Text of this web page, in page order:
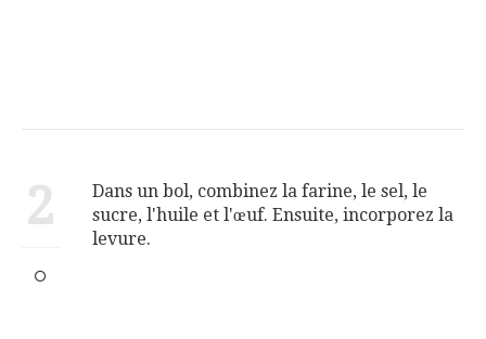
2
Dans un bol, combinez la farine, le sel, le
sucre, l'huile et l'œuf. Ensuite, incorporez la
levure.